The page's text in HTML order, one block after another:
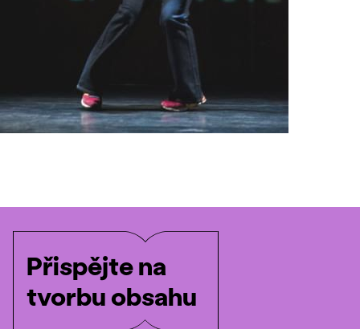
Přispějte na
tvorbu obsahu